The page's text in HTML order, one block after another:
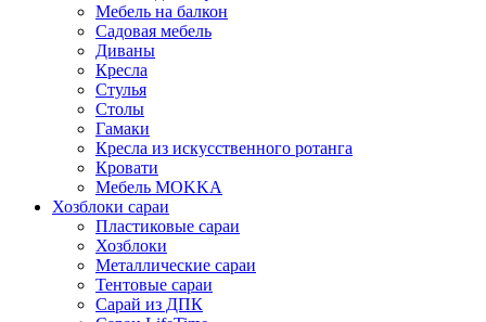
Мебель на балкон
Садовая мебель
Диваны
Кресла
Стулья
Столы
Гамаки
Кресла из искусственного ротанга
Кровати
Мебель MOKKA
Хозблоки сараи
Пластиковые сараи
Хозблоки
Металлические сараи
Тентовые сараи
Сарай из ДПК